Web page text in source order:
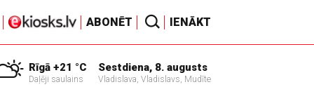
ABONĒT IENĀKT
Rīgā +21 °C
Daļēji saulains
Sestdiena, 8. augusts
Vladislava, Vladislavs, Mudīte